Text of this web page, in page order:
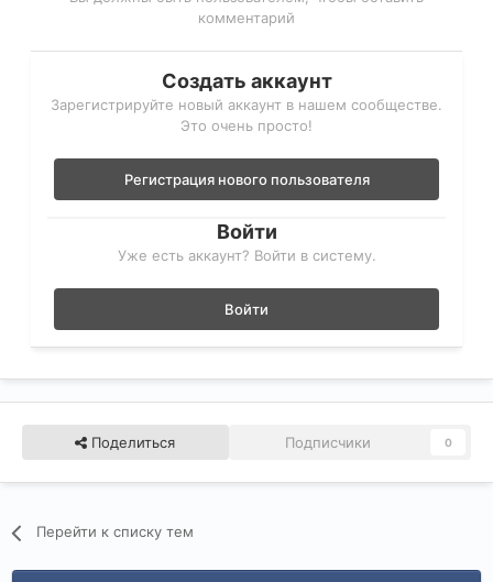
комментарий
Создать аккаунт
Зарегистрируйте новый аккаунт в нашем сообществе.
Это очень просто!
Регистрация нового пользователя
Войти
Уже есть аккаунт? Войти в систему.
Войти
Поделиться Подписчики 0
Перейти к списку тем